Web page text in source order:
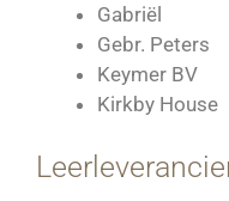
Gabriël
Gebr. Peters
Keymer BV
Kirkby House